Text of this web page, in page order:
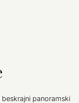
beskrajni panoramski